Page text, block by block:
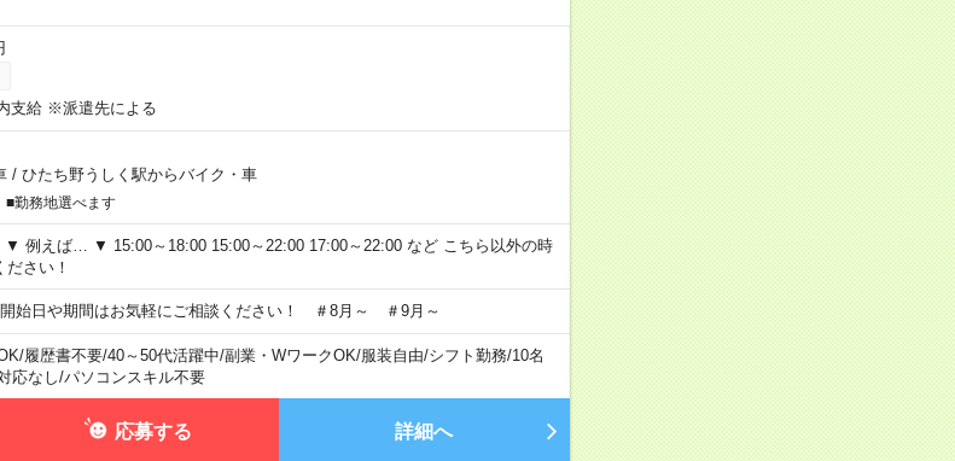
支給 ※派遣先による
/ ひたち野うしく駅からバイク・車
勤務地選べます
▼ 例えば… ▼ 15:00～18:00 15:00～22:00 17:00～22:00 など こちら以外の時
さい！
始日や期間はお気軽にご相談ください！ ＃8月～ ＃9月～
/履歴書不要/40～50代活躍中/副業・WワークOK/服装自由/シフト勤務/10名
応なし/パソコンスキル不要
応募する 詳細へ